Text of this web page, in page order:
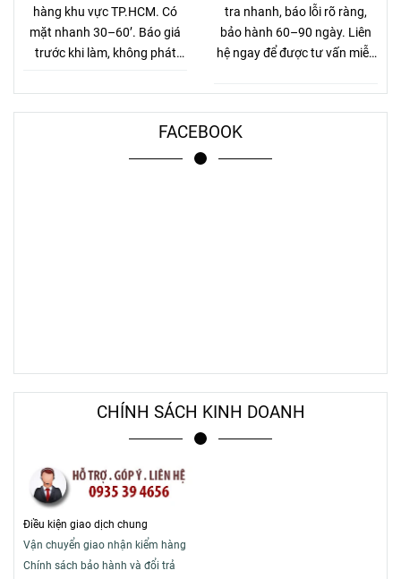
hàng khu vực TP.HCM. Có
mặt nhanh 30–60’. Báo giá
trước khi làm, không phát
tra nhanh, báo lỗi rõ ràng,
bảo hành 60–90 ngày. Liên
hệ ngay để được tư vấn miễn
FACEBOOK
CHÍNH SÁCH KINH DOANH
Điều kiện giao dịch chung
Vận chuyển giao nhận kiểm hàng
Chính sách bảo hành và đổi trả